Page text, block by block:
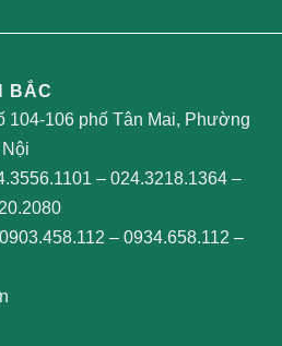
BẮC
104-106 phố Tân Mai, Phường
– 024.3218.1364 –
0903.458.112 – 0934.658.112 –